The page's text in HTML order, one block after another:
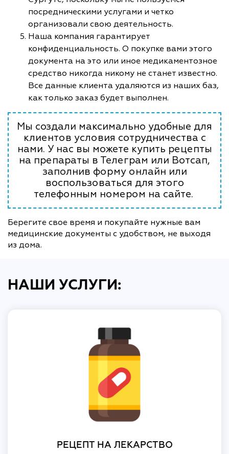
посредническими услугами и четко
организовали свою деятельность.
Наша компания гарантирует
конфиденциальность. О покупке вами этого
документа на это или иное медикаментозное
средство никогда никому не станет известно.
Все данные клиента удаляются из наших баз,
как только заказ будет выполнен.
Мы создали максимально удобные для
клиентов условия сотрудничества с
нами. У нас вы можете купить рецепты
на препараты в Телеграм или Вотсап,
заполнив форму онлайн или
воспользоваться для этого
телефонным номером на сайте.
Берегите свое время и покупайте нужные вам
медицинские документы с удобством, не выходя
из дома.
НАШИ УСЛУГИ:
РЕЦЕПТ НА ЛЕКАРСТВО